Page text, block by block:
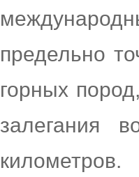
предельно
горных
залегания
километров.